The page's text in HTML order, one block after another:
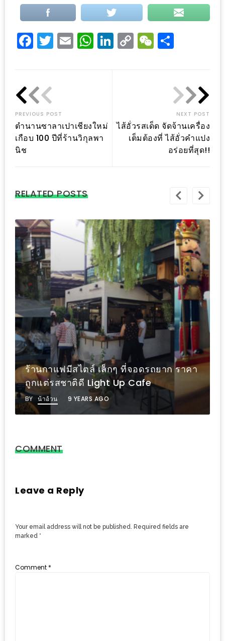
งาน
เดียว
ทั้ง
ช้อป
พร้อม
โปร
ชั่น
บ้าน
MAPS
ACCOUNT
NEW
FACEBOOK
TIMELINE
POLICY
OKTOBERFEST
ครั้ง
ที่
2
เทศกาล
ที่
ใน
โรง
ลิ
Facebook
Twitter
EmailWhatsApp
LinkedIn
CopyWeChat
PREVIOUS POST
ตำนานซาลาเปาเชียงใหม่
เกือบ 100 ปีที่ร้านวิกุลพา
นิช
NEXT POST
ไส้อั่วรสเด็ด จัดจ้านเครื่อง
เต็มต้องที่ ไส้อั่วคำแปง
อร่อยที่สุด!!
RELATED POSTS
ร้านกาแฟมีสไตล์ เล็กๆ ที่จอดรถยาก ราคา
ถูกแต่รสชาติดี Light Up Cafe
BY น้าอ้วน 9 YEARS AGO
COMMENT
Leave a Reply
Your email address will not be published. Required fields are
marked *
Comment *